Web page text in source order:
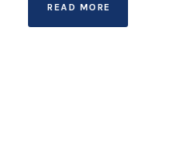
READ MORE